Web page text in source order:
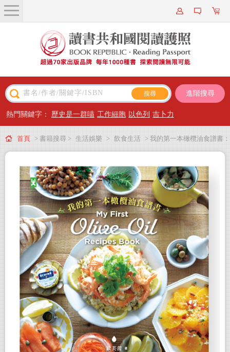
關於我們
近期新書
主題閱讀
出版專區
會員專屬
會員儲值方案
進階搜尋
熱門關鍵字： 歷史是一群喵 工作細胞 以色列 吉卜力
首頁 > 書籍搜尋 > 生活娛樂 > 飲食生活 > 我的第一本橄欖油食譜書：
要健康也要美味！從選油到烹調，從醬料、油漬到煎煮炒炸都安心的80道料理
全提案